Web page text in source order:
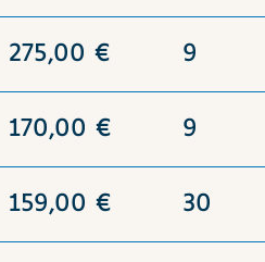
275,00 € 9
170,00 € 9
159,00 € 30